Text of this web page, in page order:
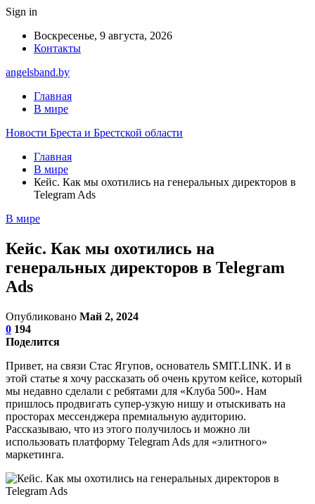
Sign in
Воскресенье, 9 августа, 2026
Контакты
angelsband.by
Главная
В мире
Новости Бреста и Брестской области
Главная
В мире
Кейс. Как мы охотились на генеральных директоров в
Telegram Ads
В мире
Кейс. Как мы охотились на
генеральных директоров в Telegram
Ads
Опубликовано Май 2, 2024
0 194
Поделится
Привет, на связи Стас Ягупов, основатель SMIT.LINK. И в
этой статье я хочу рассказать об очень крутом кейсе, который
мы недавно сделали с ребятами для «Клуба 500». Нам
пришлось продвигать супер-узкую нишу и отыскивать на
просторах мессенджера премиальную аудиторию.
Рассказываю, что из этого получилось и можно ли
использовать платформу Telegram Ads для «элитного»
маркетинга.